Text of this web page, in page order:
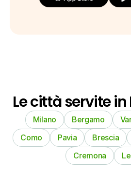
Le città servite
Milano Bergamo
Como
Pavia Brescia
Cremona